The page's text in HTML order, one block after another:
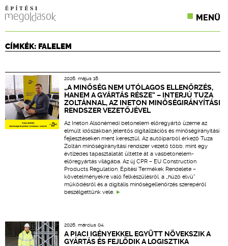
MENÜ
CPR TERMÉKKIÍRÁS
ÉPÍTÉSI JOG
ONLINE KÉPZÉSEK
TERVEZÉSI SEGÉDLETEK
CÍMKÉK: FALELEM
2026. május 18.
„A MINŐSÉG NEM UTÓLAGOS ELLENŐRZÉS,
HANEM A GYÁRTÁS RÉSZE” – INTERJÚ TUZA
ZOLTÁNNAL, AZ INETON MINŐSÉGIRÁNYÍTÁSI
RENDSZER VEZETŐJÉVEL
Az Ineton Alsónémedi betonelem előregyártó üzeme az
elmúlt időszakban jelentős digitalizációs és minőségirányítási
fejlesztéseken ment keresztül. Az autóiparból érkező Tuza
Zoltán minőségirányítási rendszer vezető több, mint egy
évtizedes tapasztalatát ültette át a vasbetonelem-
előregyártás világába. Az új CPR – EU Construction
Products Regulation, Építési Termékek Rendelete –
követelményekre való felkészülésről, a „húzó elvű”
működésről és a digitális minőségellenőrzés szerepéről
beszélgettünk vele.
2026. március 04.
A PIACI IGÉNYEKKEL EGYÜTT NÖVEKSZIK A
GYÁRTÁS ÉS FEJLŐDIK A LOGISZTIKA